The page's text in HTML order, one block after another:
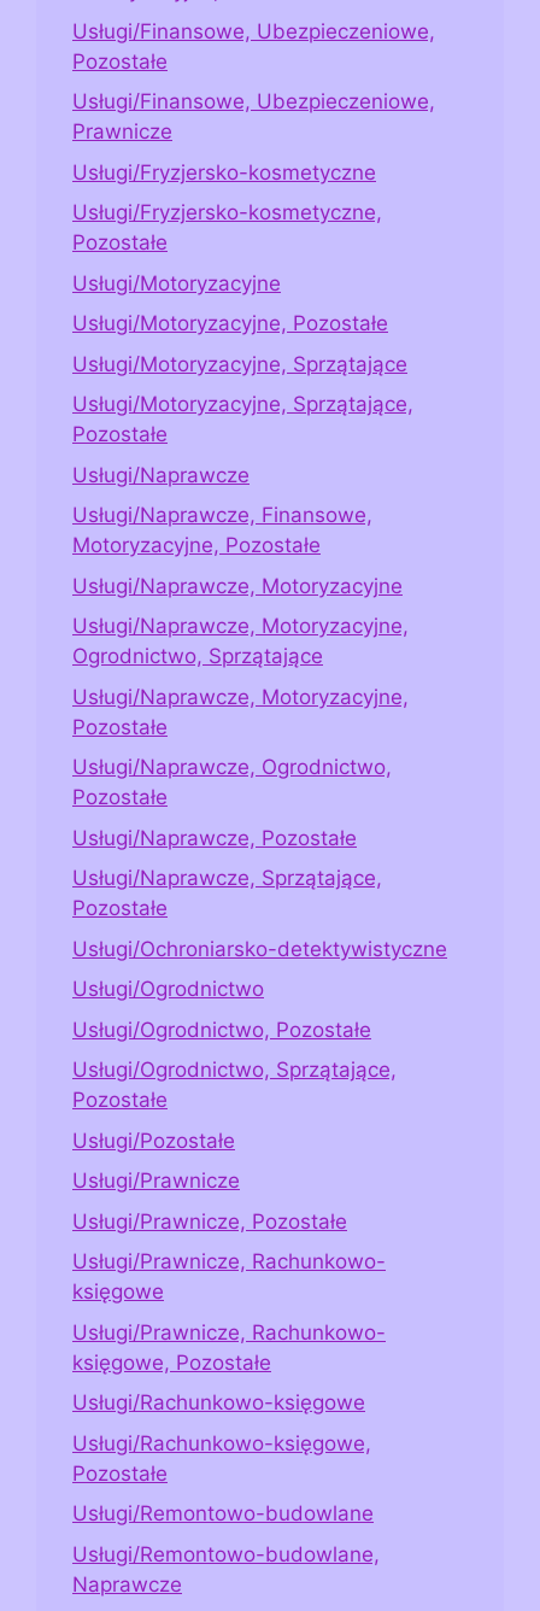
Usługi/Finansowe, Ubezpieczeniowe,
Pozostałe
Usługi/Finansowe, Ubezpieczeniowe,
Prawnicze
Usługi/Fryzjersko-kosmetyczne
Usługi/Fryzjersko-kosmetyczne,
Pozostałe
Usługi/Motoryzacyjne
Usługi/Motoryzacyjne, Pozostałe
Usługi/Motoryzacyjne, Sprzątające
Usługi/Motoryzacyjne, Sprzątające,
Pozostałe
Usługi/Naprawcze
Usługi/Naprawcze, Finansowe,
Motoryzacyjne, Pozostałe
Usługi/Naprawcze, Motoryzacyjne
Usługi/Naprawcze, Motoryzacyjne,
Ogrodnictwo, Sprzątające
Usługi/Naprawcze, Motoryzacyjne,
Pozostałe
Usługi/Naprawcze, Ogrodnictwo,
Pozostałe
Usługi/Naprawcze, Pozostałe
Usługi/Naprawcze, Sprzątające,
Pozostałe
Usługi/Ochroniarsko-detektywistyczne
Usługi/Ogrodnictwo
Usługi/Ogrodnictwo, Pozostałe
Usługi/Ogrodnictwo, Sprzątające,
Pozostałe
Usługi/Pozostałe
Usługi/Prawnicze
Usługi/Prawnicze, Pozostałe
Usługi/Prawnicze, Rachunkowo-
księgowe
Usługi/Prawnicze, Rachunkowo-
księgowe, Pozostałe
Usługi/Rachunkowo-księgowe
Usługi/Rachunkowo-księgowe,
Pozostałe
Usługi/Remontowo-budowlane
Usługi/Remontowo-budowlane,
Naprawcze